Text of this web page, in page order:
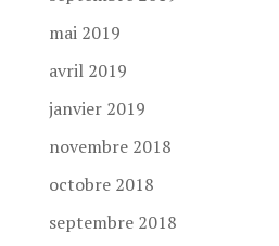
mai 2019
avril 2019
janvier 2019
novembre 2018
octobre 2018
septembre 2018